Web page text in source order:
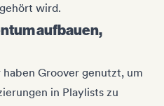
wird.
aufbauen,
Groover genutzt, um
in Playlists zu